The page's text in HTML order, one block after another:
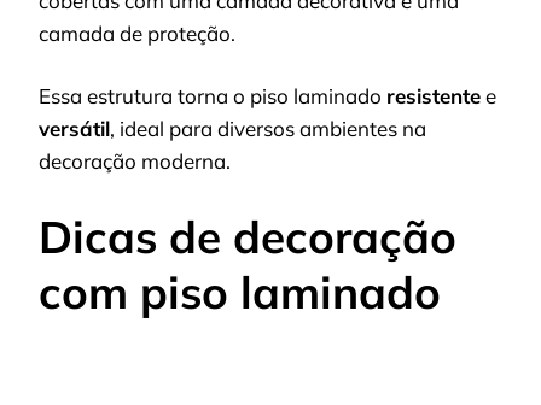
camada de proteção.
Essa estrutura torna o piso laminado resistentee
versátil, ideal para diversos ambientes na
decoração moderna.
Dicas de decoração
com piso laminado